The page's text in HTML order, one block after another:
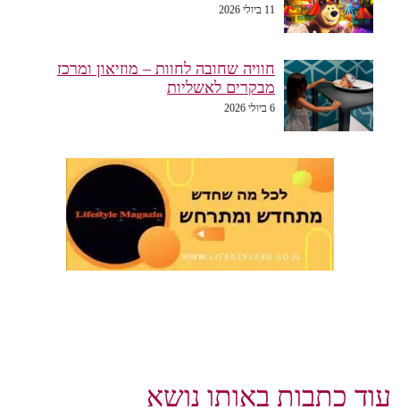
11 ביולי 2026
חוויה שחובה לחוות – מוזיאון ומרכז
מבקרים לאשליות
6 ביולי 2026
עוד כתבות באותו נושא